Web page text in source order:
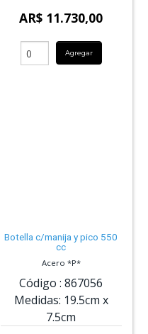
AR$ 11.730,00
Agregar
Botella c/manija y pico 550
cc
Acero *P*
Código : 867056
Medidas: 19.5cm x
7.5cm